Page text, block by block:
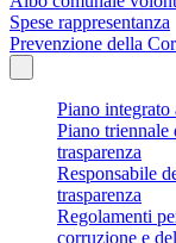
Spese rappresentanza
Prevenzione della
Piano
Piano triennale
trasparenza
Responsabile
trasparenza
Regolamenti
corruzione e